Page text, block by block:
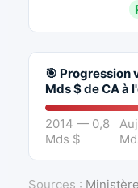
🎯
Mds $ de CA à
2014 — 0,8
Mds $
Sources :